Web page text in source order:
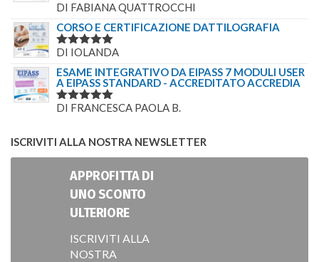
VALUTATO
DI FABIANA QUATTROCCHI
CORSO E CERTIFICAZIONE DATTILOGRAFIA
VALUTATO
DI IOLANDA
ESAME INTEGRATIVO DA EIPASS 7 MODULI USER
A EIPASS STANDARD - ACCREDITATO ACCREDIA
VALUTATO
DI FRANCESCA PAOLA B.
ISCRIVITI ALLA NOSTRA NEWSLETTER
APPROFITTA DI
UNO SCONTO
ULTERIORE
ISCRIVITI ALLA
NOSTRA